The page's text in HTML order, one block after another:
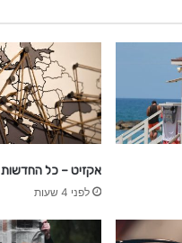
אקזיט – כל החדשות
לפני 4 שעות